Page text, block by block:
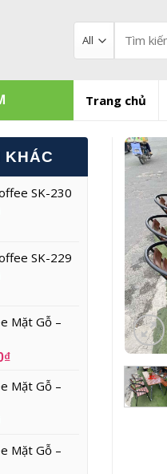
kiếm:
Trang chủ
KHÁC
SK-230
SK-229
Mặt Gỗ –
₫
Mặt Gỗ –
Mặt Gỗ –